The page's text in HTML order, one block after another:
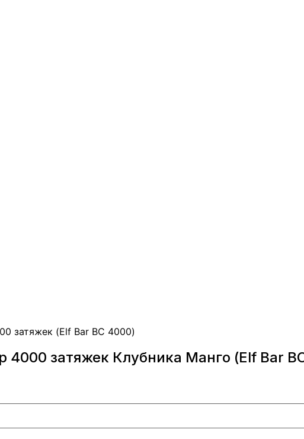
затяжек (Elf Bar BC 4000)
4000 затяжек Клубника Манго (Elf Bar
₽.